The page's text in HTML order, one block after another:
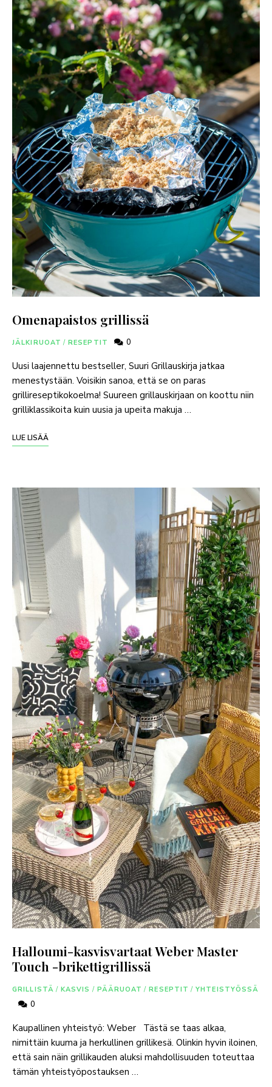
Omenapaistos grillissä
JÄLKIRUOAT / RESEPTIT 0
Uusi laajennettu bestseller, Suuri Grillauskirja jatkaa
menestystään. Voisikin sanoa, että se on paras
grillireseptikokoelma! Suureen grillauskirjaan on koottu niin
grilliklassikoita kuin uusia ja upeita makuja …
LUE LISÄÄ
Halloumi-kasvisvartaat Weber Master
Touch -brikettigrillissä
GRILLISTÄ / KASVIS / PÄÄRUOAT / RESEPTIT / YHTEISTYÖSSÄ
0
Kaupallinen yhteistyö: Weber Tästä se taas alkaa,
nimittäin kuuma ja herkullinen grillikesä. Olinkin hyvin iloinen,
että sain näin grillikauden aluksi mahdollisuuden toteuttaa
tämän yhteistyöpostauksen …